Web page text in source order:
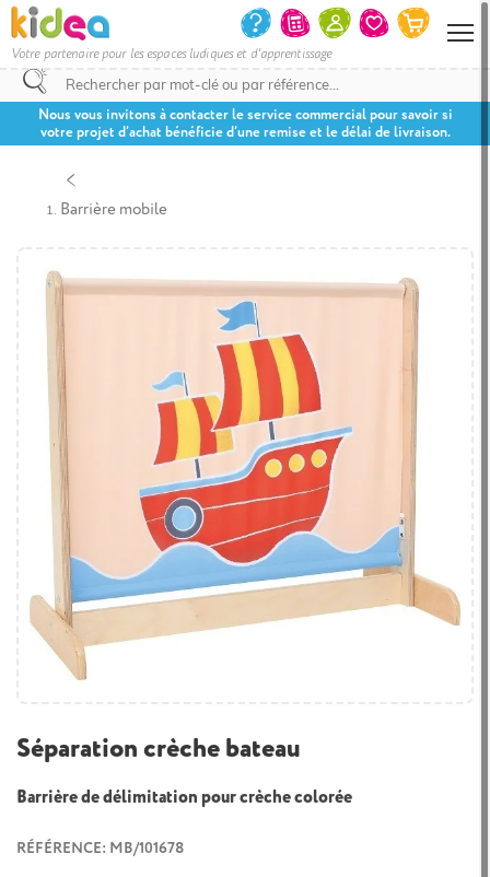
Votre partenaire pour les espaces ludiques et d'apprentissage
Nous vous invitons à contacter le service commercial pour savoir si
votre projet d’achat bénéficie d’une remise et le délai de livraison.
Barrière mobile
Séparation crèche bateau
Barrière de délimitation pour crèche colorée
RÉFÉRENCE: MB/101678